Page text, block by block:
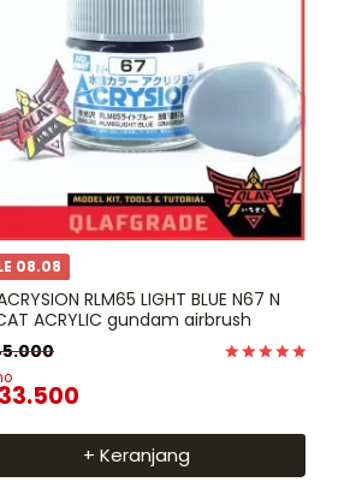
08.08
RLM65 LIGHT BLUE N67 N
ACRYLIC gundam airbrush
33.500
+ Keranjang